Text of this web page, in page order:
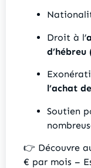
Droit à l’
d’hébreu
l’achat
Soutien
👉 Découvre
€ par mois –